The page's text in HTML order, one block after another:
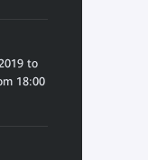
to
18:00